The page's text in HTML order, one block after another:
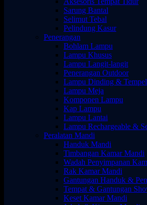
Sarung Bantal
Selimut Tebal
Pelindung Kasur
Penerangan
Bohlam Lampu
Lampu Khusus
Lampu Langit-langit
Penerangan Outdoor
Lampu Dinding & Tempel
Lampu Meja
Komponen Lampu
Kap Lampu
Lampu Lantai
Lampu Rechargeable &
Peralatan Mandi
Handuk Mandi
Timbangan Kamar Mandi
Wadah Penyimpanan
Rak Kamar Mandi
Gantungan Handuk &
Tempat & Gantungan
Keset Kamar Mandi